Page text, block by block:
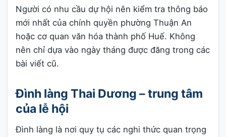
Người có nhu cầu dự hội nên kiểm tra thông báo
mới nhất của chính quyền phường Thuận An
hoặc cơ quan văn hóa thành phố Huế. Không
nên chỉ dựa vào ngày tháng được đăng trong các
bài viết cũ.
Đình làng Thai Dương – trung tâm
của lễ hội
Đình làng là nơi quy tụ các nghi thức quan trọng